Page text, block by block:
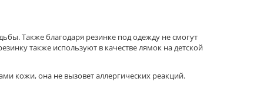
Также благодаря резинке под одежду не смогут
также используют в качестве лямок на детской
кожи, она не вызовет аллергических реакций.